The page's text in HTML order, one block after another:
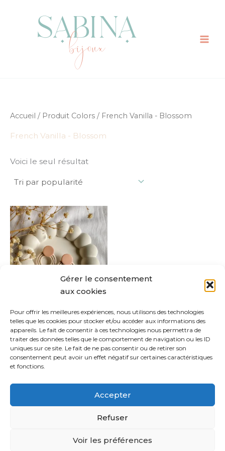
Gérer le consentement
aux cookies
Pour offrir les meilleures expériences, nous utilisons des technologies
telles que les cookies pour stocker et/ou accéder aux informations des
appareils. Le fait de consentir à ces technologies nous permettra de
traiter des données telles que le comportement de navigation ou les ID
uniques sur ce site. Le fait de ne pas consentir ou de retirer son
consentement peut avoir un effet négatif sur certaines caractéristiques
et fonctions.
Accepter
Refuser
Voir les préférences
Accueil / Produit Colors / French Vanilla - Blossom
French Vanilla - Blossom
Voici le seul résultat
Belen
CHF28.00
Choix des options
Ce
produit
a
plusieurs
variations.
être
choisies
sur
la
page
WordPress Astra